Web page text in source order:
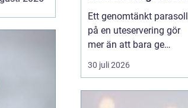
känsla året runt
Ett genomtänkt parasoll
på en uteservering gör
mer än att bara ge
skugga. Det påverkar hur
länge gästerna stannar,
och om de väljer att
30 juli 2026